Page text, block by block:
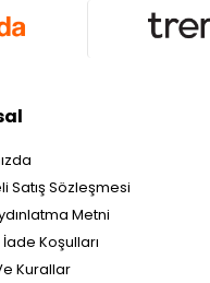
Satış Sözleşmesi
Metni
Koşulları
Kurallar